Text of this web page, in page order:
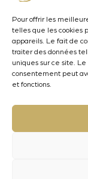
Pour offrir les
telles que les cookies
appareils. Le fait de
traiter des données
uniques sur ce site.
consentement peut
et fonctions.
Quelle dose
Le dosage
adapter
raisins et de
De 1 à 5 g/L
pour
En élevage